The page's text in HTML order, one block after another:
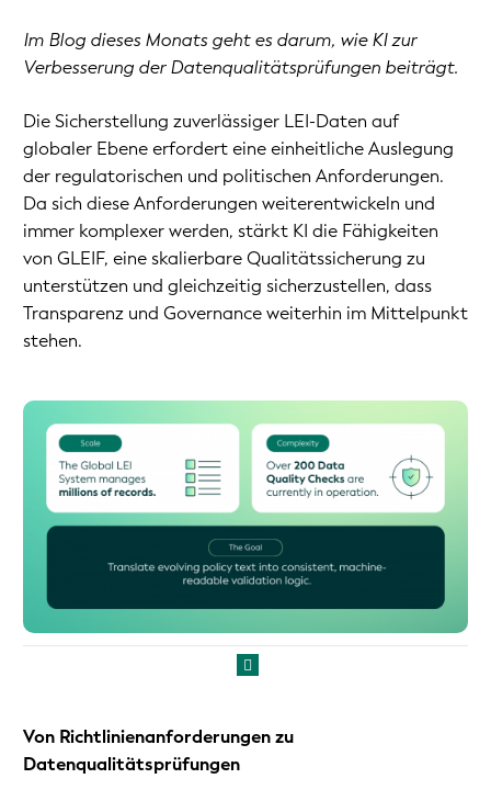
Im Blog dieses Monats geht es darum, wie KI zur
Verbesserung der Datenqualitätsprüfungen beiträgt.
Die Sicherstellung zuverlässiger LEI-Daten auf
globaler Ebene erfordert eine einheitliche Auslegung
der regulatorischen und politischen Anforderungen.
Da sich diese Anforderungen weiterentwickeln und
immer komplexer werden, stärkt KI die Fähigkeiten
von GLEIF, eine skalierbare Qualitätssicherung zu
unterstützen und gleichzeitig sicherzustellen, dass
Transparenz und Governance weiterhin im Mittelpunkt
stehen.
Von Richtlinienanforderungen zu
Datenqualitätsprüfungen